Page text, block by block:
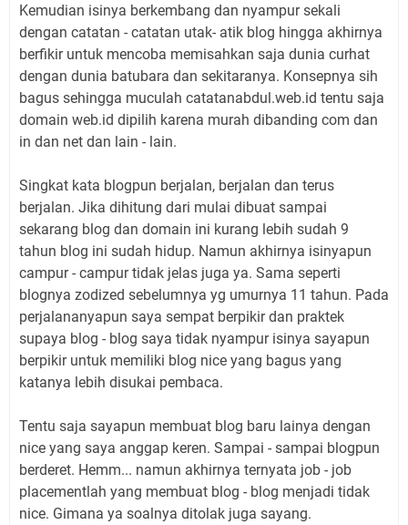
Kemudian isinya berkembang dan nyampur sekali
dengan catatan - catatan utak- atik blog hingga akhirnya
berfikir untuk mencoba memisahkan saja dunia curhat
dengan dunia batubara dan sekitaranya. Konsepnya sih
bagus sehingga muculah catatanabdul.web.id tentu saja
domain web.id dipilih karena murah dibanding com dan
in dan net dan lain - lain.
Singkat kata blogpun berjalan, berjalan dan terus
berjalan. Jika dihitung dari mulai dibuat sampai
sekarang blog dan domain ini kurang lebih sudah 9
tahun blog ini sudah hidup. Namun akhirnya isinyapun
campur - campur tidak jelas juga ya. Sama seperti
blognya zodized sebelumnya yg umurnya 11 tahun. Pada
perjalananyapun saya sempat berpikir dan praktek
supaya blog - blog saya tidak nyampur isinya sayapun
berpikir untuk memiliki blog nice yang bagus yang
katanya lebih disukai pembaca.
Tentu saja sayapun membuat blog baru lainya dengan
nice yang saya anggap keren. Sampai - sampai blogpun
berderet. Hemm... namun akhirnya ternyata job - job
placementlah yang membuat blog - blog menjadi tidak
nice. Gimana ya soalnya ditolak juga sayang.